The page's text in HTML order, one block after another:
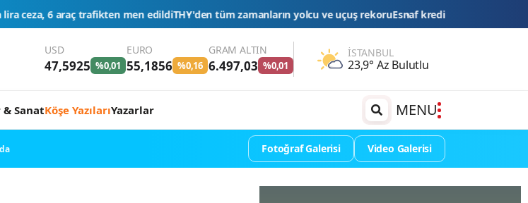
edildiTHY'den tüm zamanların yolcu ve uçuş rekoruEsnaf kredilerinde limit ve vadeler yükseltildi
USD
47,5925 %0,01
EURO
55,1856 %0,16
GRAM ALTIN
6.497,03 %0,01
İSTANBUL
23,9° Az Bulutlu
SanatKöşe YazılarıYazarlar MENU
Fotoğraf Galerisi Video Galerisi